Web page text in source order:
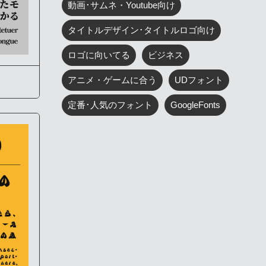
動画･サムネ・Youtube向け
タイトルデザイン･タイトルロゴ向け
ロゴに向いてる ビジネス
アニメ・ゲームに合う UDフォント
定番･人気のフォント GoogleFonts